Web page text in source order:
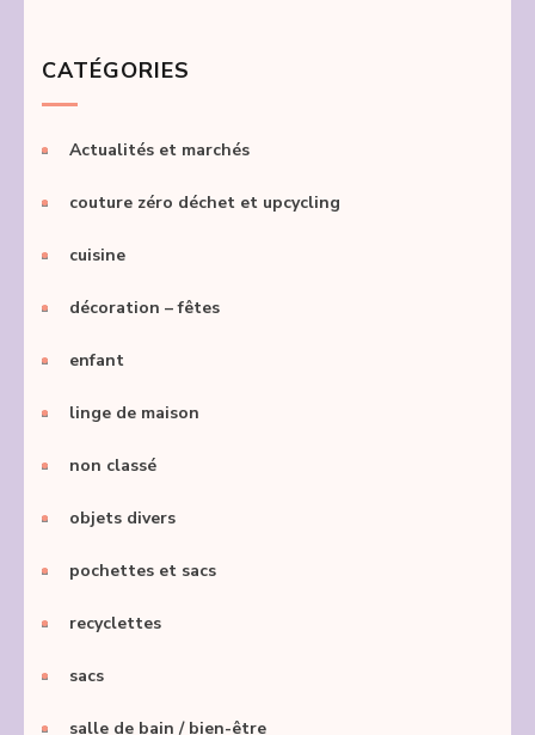
CATÉGORIES
Actualités et marchés
couture zéro déchet et upcycling
cuisine
décoration – fêtes
enfant
linge de maison
non classé
objets divers
pochettes et sacs
recyclettes
sacs
salle de bain / bien-être